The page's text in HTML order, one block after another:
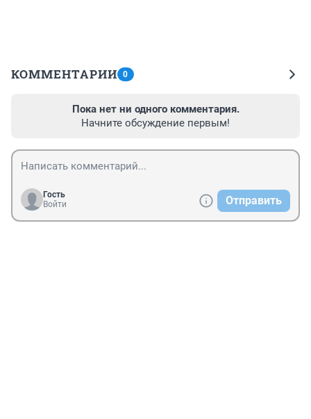
КОММЕНТАРИИ 0
Пока нет ни одного комментария.
Начните обсуждение первым!
Гость
Войти
Отправить